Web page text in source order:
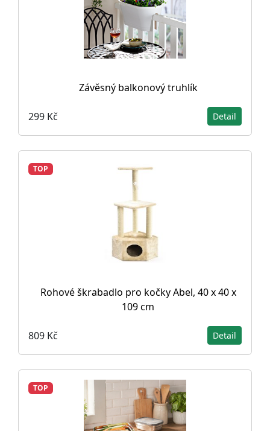
Závěsný balkonový truhlík
299 Kč Detail
TOP
Rohové škrabadlo pro kočky Abel, 40 x 40 x
109 cm
809 Kč Detail
TOP